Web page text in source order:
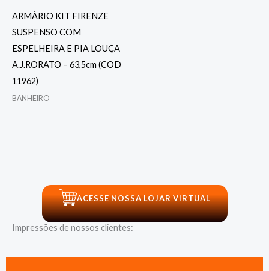
ARMÁRIO KIT FIRENZE
SUSPENSO COM
ESPELHEIRA E PIA LOUÇA
A.J.RORATO – 63,5cm (COD
11962)
BANHEIRO
ACESSE NOSSA LOJAR VIRTUAL
Impressões de nossos clientes: